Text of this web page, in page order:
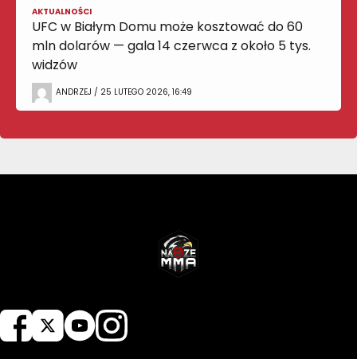
AKTUALNOŚCI
UFC w Białym Domu może kosztować do 60
mln dolarów — gala 14 czerwca z około 5 tys.
widzów
ANDRZEJ / 25 LUTEGO 2026, 16:49